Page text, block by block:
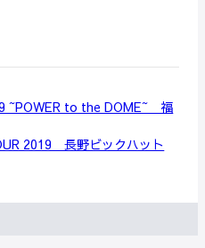
~POWER to the DOME~ 福
2019 長野ビックハット